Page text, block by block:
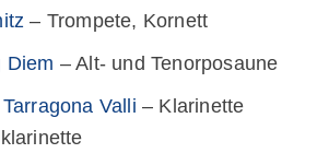
– Trompete, Kornett
Diem – Alt- und Tenorposaune
Valli – Klarinette